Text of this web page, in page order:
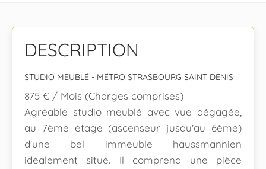
DESCRIPTION
STUDIO MEUBLÉ - MÉTRO STRASBOURG SAINT DENIS
875 € / Mois (Charges comprises)
Agréable studio meublé avec vue dégagée,
au 7ème étage (ascenseur jusqu'au 6ème)
d'une bel immeuble haussmannien
idéalement situé. Il comprend une pièce